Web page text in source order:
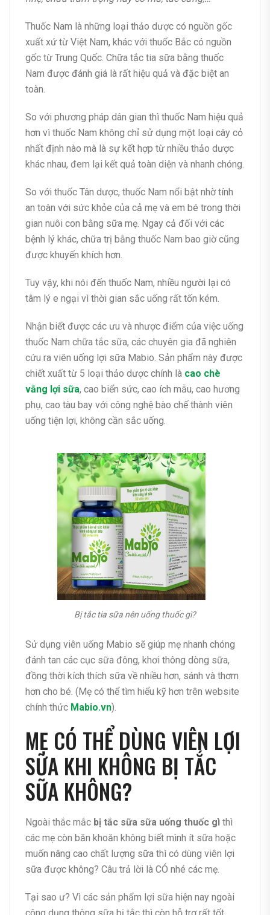
Thuốc Nam là những loại thảo dược có nguồn gốc
xuất xứ từ Việt Nam, khác với thuốc Bắc có nguồn
gốc từ Trung Quốc. Chữa tắc tia sữa bằng thuốc
Nam được đánh giá là rất hiệu quả và đặc biệt an
toàn.
So với phương pháp dân gian thì thuốc Nam hiệu quả
hơn vì thuốc Nam không chỉ sử dụng một loại cây cỏ
nhất định nào mà là sự kết hợp từ nhiều thảo dược
khác nhau, đem lại kết quả toàn diện và nhanh chóng.
So với thuốc Tân dược, thuốc Nam nổi bật nhờ tính
an toàn với sức khỏe của cả mẹ và em bé trong thời
gian nuôi con bằng sữa mẹ. Ngay cả đối với các
bệnh lý khác, chữa trị bằng thuốc Nam bao giờ cũng
được khuyến khích hơn.
Tuy vậy, khi nói đến thuốc Nam, nhiều người lại có
tâm lý e ngại vì thời gian sắc uống rất tốn kém.
Nhận biết được các ưu và nhược điểm của việc uống
thuốc Nam chữa tắc sữa, các chuyên gia đã nghiên
cứu ra viên uống lợi sữa Mabio. Sản phẩm này được
chiết xuất từ 5 loại thảo dược chính là cao chè
vằng lợi sữa, cao biển sức, cao ích mẫu, cao hương
phụ, cao tàu bay với công nghệ bào chế thành viên
uống tiện lợi, không cần sắc uống.
Bị tắc tia sữa nên uống thuốc gì?
Sử dụng viên uống Mabio sẽ giúp mẹ nhanh chóng
đánh tan các cục sữa đông, khơi thông dòng sữa,
đồng thời kích thích sữa về nhiều hơn, sánh và thơm
hơn cho bé. (Mẹ có thể tìm hiểu kỹ hơn trên website
chính thức Mabio.vn).
MẸ CÓ THỂ DÙNG VIÊN LỢI
SỮA KHI KHÔNG BỊ TẮC
SỮA KHÔNG?
Ngoài thắc mắc bị tắc sữa sữa uống thuốc gì thì
các mẹ còn băn khoăn không biết mình ít sữa hoặc
muốn nâng cao chất lượng sữa thì có dùng viên lợi
sữa được không? Câu trả lời là CÓ nhé các mẹ.
Tại sao ư? Vì các sản phẩm lợi sữa hiện nay ngoài
công dụng thông sữa bị tắc thì còn hỗ trợ rất tốt